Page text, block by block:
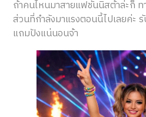
ถ้าคนไหนมาสายแฟชั่นนิสต้าล่ะก็ ทา
ส่วนที่กำลังมาแรงตอนนี้ไปเลยค่ะ
แถมปังแน่นอนจ้า